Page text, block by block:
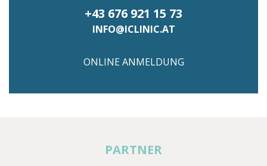
+43 676 921 15 73
INFO@ICLINIC.AT
ONLINE ANMELDUNG
PARTNER